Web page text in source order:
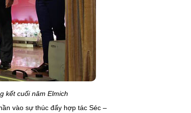
kết cuối năm Elmich
vào sự thúc đẩy hợp tác Séc –